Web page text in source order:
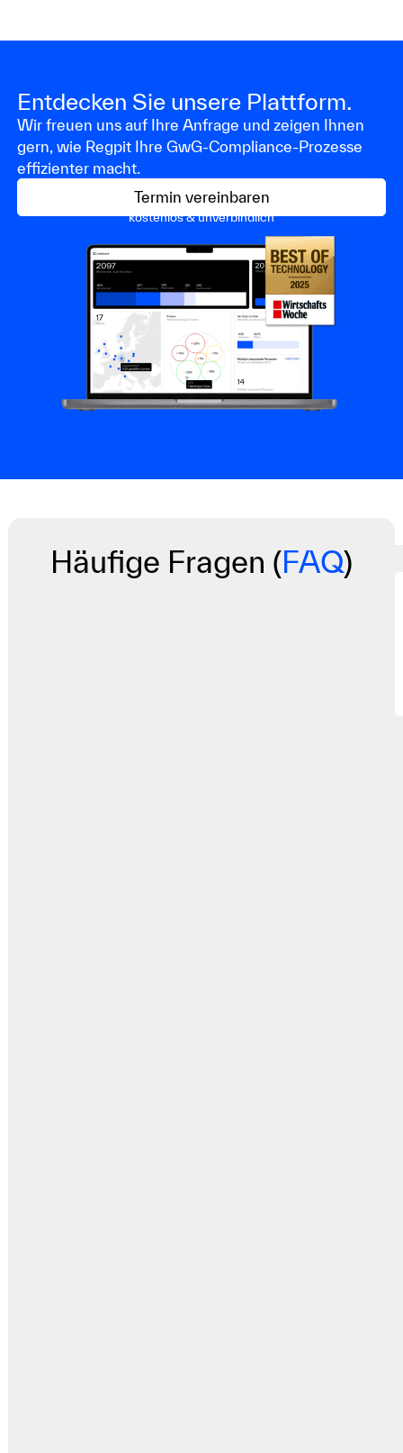
Entdecken Sie unsere Plattform.
Wir freuen uns auf Ihre Anfrage und zeigen Ihnen
gern, wie Regpit Ihre GwG-Compliance-Prozesse
effizienter macht.
Termin vereinbaren
kostenlos & unverbindlich
Häufige Fragen (FAQ)